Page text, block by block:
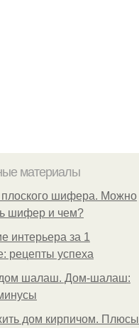
материалы
плоского шифера. Можно
шифер и чем?
интерьера за 1
рецепты успеха
шалаш. Дом-шалаш:
дом кирпичом. Плюсы